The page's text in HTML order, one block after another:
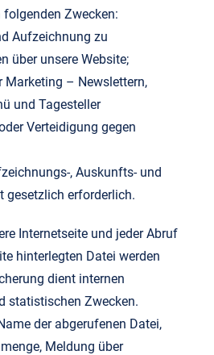
Zwecken:
Aufzeichnung zu
über unsere Website;
Marketing – Newslettern,
und Tagesteller
Verteidigung gegen
, Auskunfts- und
gesetzlich erforderlich.
Internetseite und jeder Abruf
hinterlegten Datei werden
dient internen
statistischen Zwecken.
der abgerufenen Datei,
Meldung über